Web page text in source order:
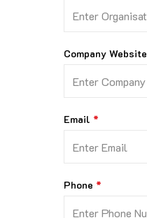
Company Website
Email
Phone